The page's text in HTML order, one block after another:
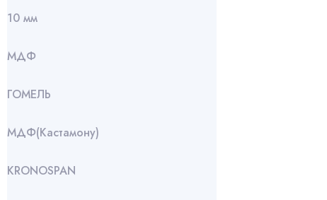
10 мм
МДФ
ГОМЕЛЬ
МДФ(Кастамону)
KRONOSPAN